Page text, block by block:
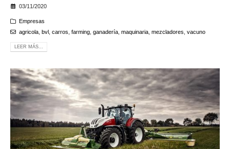
03/11/2020
Empresas
agricola, bvl carros farming, ganadería, maquinaria, mezcladores vacuno
LEER MÁS...